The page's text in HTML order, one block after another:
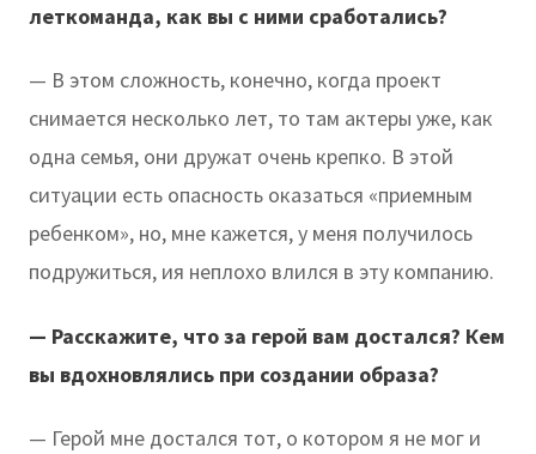
леткоманда, как вы с ними сработались?
— В этом сложность, конечно, когда проект
снимается несколько лет, то там актеры уже, как
одна семья, они дружат очень крепко. В этой
ситуации есть опасность оказаться «приемным
ребенком», но, мне кажется, у меня получилось
подружиться, ия неплохо влился в эту компанию.
— Расскажите, что за герой вам достался? Кем
вы вдохновлялись при создании образа?
— Герой мне достался тот, о котором я не мог и